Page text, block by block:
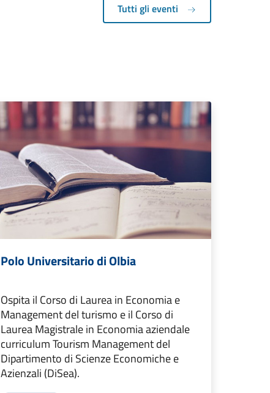
Tutti gli eventi
Polo Universitario di Olbia
Ospita il Corso di Laurea in Economia e
Management del turismo e il Corso di
Laurea Magistrale in Economia aziendale
curriculum Tourism Management del
Dipartimento di Scienze Economiche e
Azienzali (DiSea).